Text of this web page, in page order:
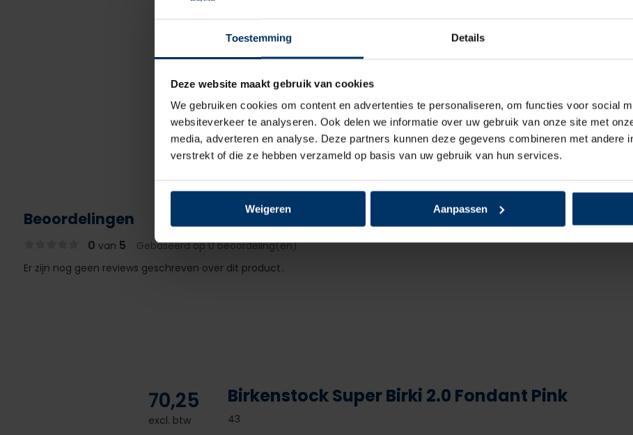
Toestemming Details
Deze website maakt gebruik van cookies
We gebruiken cookies om content en advertenties te personaliseren, om functies voor social
websiteverkeer te analyseren. Ook delen we informatie over uw gebruik van onze site met
media, adverteren en analyse. Deze partners kunnen deze gegevens combineren met andere
verstrekt of die ze hebben verzameld op basis van uw gebruik van hun services.
Weigeren Aanpassen
Pak je deal
Birkenstock Super
Beoordelingen
0 van 5 Gebaseerd op 0 beoordeling(en)
Er zijn nog geen reviews geschreven over dit product..
70,25
excl. btw
Birkenstock Super Birki 2.0 Fondant Pink
43